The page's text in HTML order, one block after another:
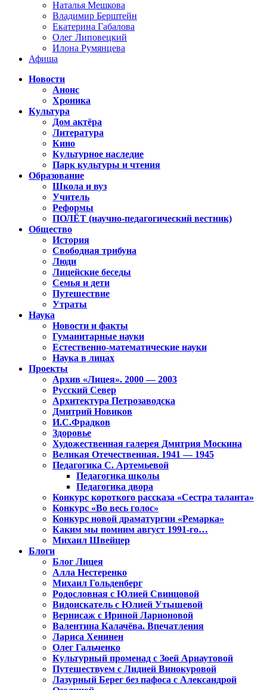
Наталья Мешкова
Владимир Берштейн
Екатерина Габалова
Олег Липовецкий
Илона Румянцева
Афиша
Новости
Анонс
Хроника
Культура
Дом актёра
Литература
Кино
Культурное наследие
Парк культуры и чтения
Образование
Школа и вуз
Учитель
Реформы
ПОЛЁТ (научно-педагогический вестник)
Общество
История
Свободная трибуна
Люди
Лицейские беседы
Семья и дети
Путешествие
Утраты
Наука
Новости и факты
Гуманитарные науки
Естественно-математические науки
Наука в лицах
Проекты
Архив «Лицея». 2000 — 2003
Русский Север
Архитектура Петрозаводска
Дмитрий Новиков
И.С.Фрадков
Здоровье
Художественная галерея Дмитрия Москина
Великая Отечественная. 1941 — 1945
Педагогика С. Артемьевой
Педагогика школы
Педагогика двора
Конкурс короткого рассказа «Сестра таланта»
Конкурс «Во весь голос»
Конкурс новой драматургии «Ремарка»
Каким мы помним август 1991-го…
Михаил Швейцер
Блоги
Блог Лицея
Алла Нестеренко
Михаил Гольденберг
Родословная с Юлией Свинцовой
Видоискатель с Юлией Утышевой
Вернисаж с Ириной Ларионовой
Валентина Калачёва. Впечатления
Лариса Хенинен
Олег Гальченко
Культурный променад с Зоей Арнаутовой
Путешествуем с Лидией Винокуровой
Лазурный Берег без пафоса с Александрой